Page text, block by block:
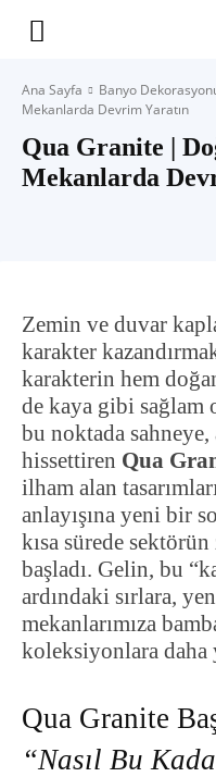
Yaşam
Ana Sayfa Banyo
Mekanlarda Devrim Yaratın
Qua Granite |
Mekanlarda
Zemin ve duvar
karakter
karakterin hem
de kaya gibi sağlam
bu noktada
hissettiren Qua
ilham alan
anlayışına yeni bir
kısa sürede
başladı. Gelin, bu
ardındaki sırlara,
mekanlarımıza
koleksiyonlara daha
Qua Granite
“Nasıl Bu